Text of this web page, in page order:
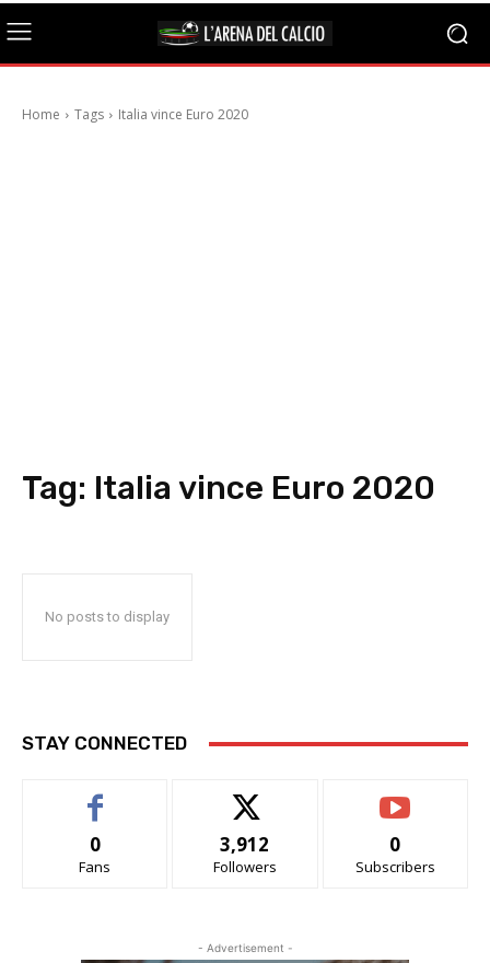
Home Tags Italia vince Euro 2020
Tag: Italia vince Euro 2020
No posts to display
STAY CONNECTED
0
Fans
3,912
Followers
0
Subscribers
- Advertisement -